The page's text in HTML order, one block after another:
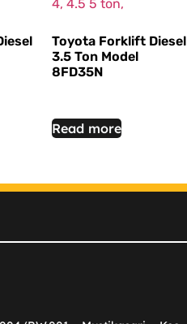
Toyota Forklift Diesel
3.5 Ton Model
8FD35N
Read more